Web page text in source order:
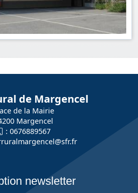
de Margencel
de la Mairie
Margencel
: 0676889567
newsletter